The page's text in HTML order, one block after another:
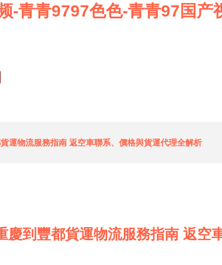
-青青9797色色-青青97国
運物流服務指南 返空車聯系、價格與貨運代理全解析
慶到豐都貨運物流服務指南 返空